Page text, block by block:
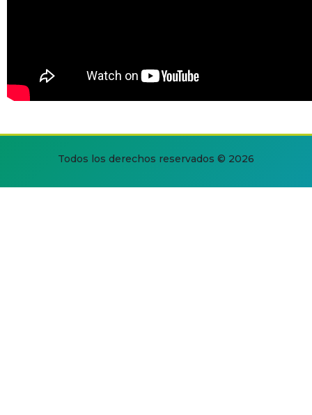
Todos los derechos reservados © 2026